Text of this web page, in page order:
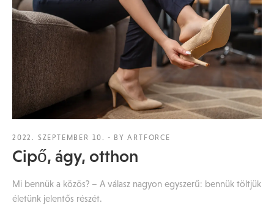
2022. SZEPTEMBER 10. BY ARTFORCE
Cipő, ágy, otthon
Mi bennük a közös? – A válasz nagyon egyszerű: bennük töltjük
életünk jelentős részét.